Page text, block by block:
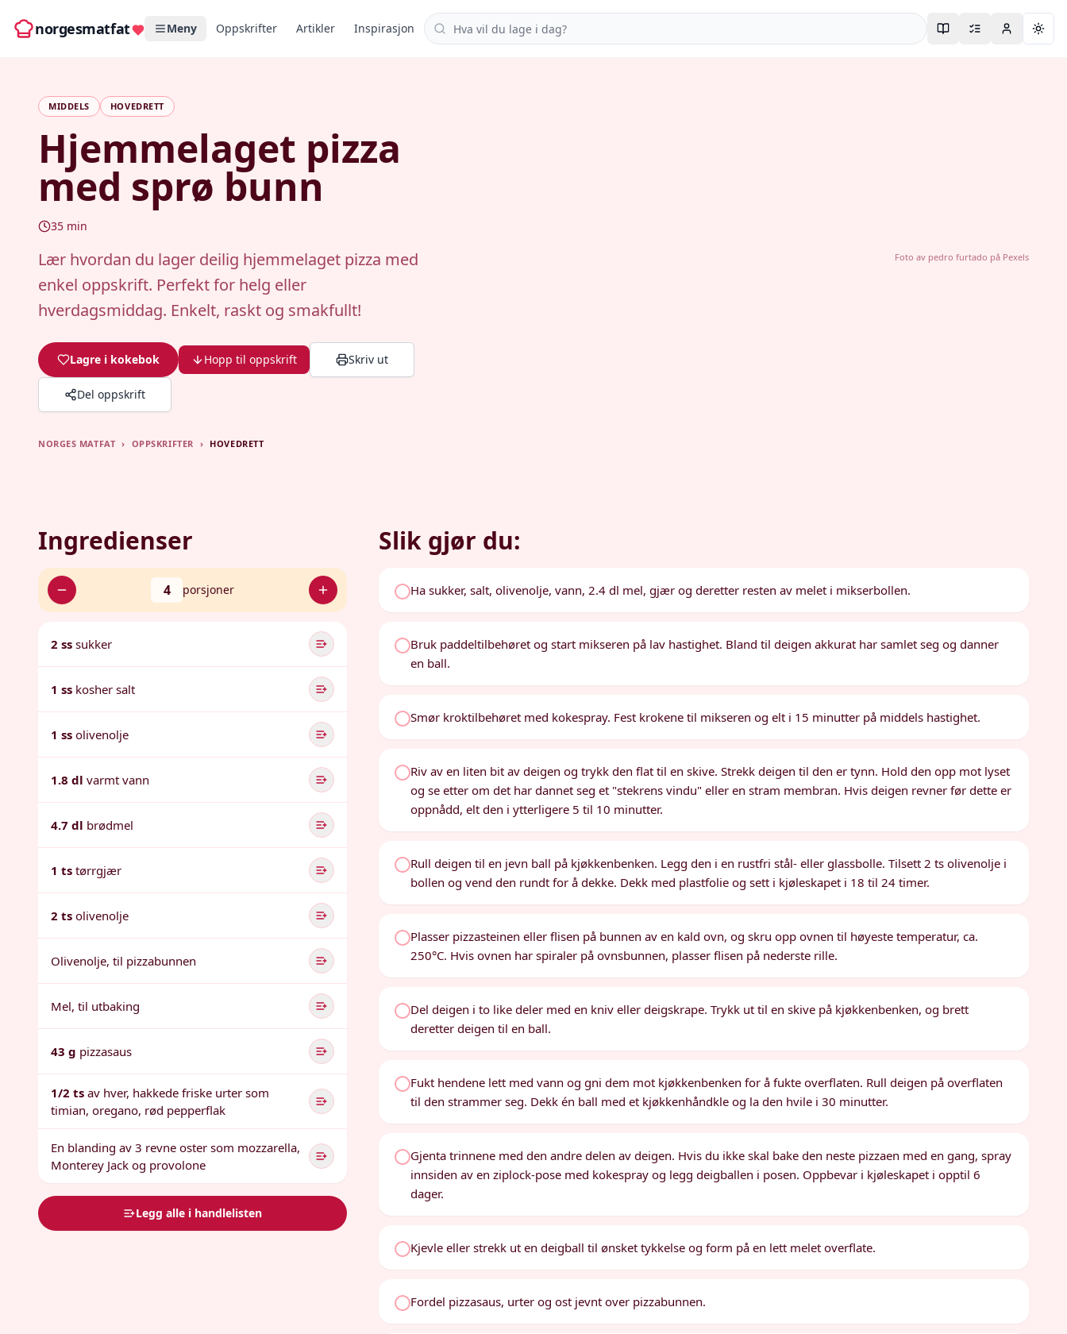
norgesmatfat Meny Oppskrifter Artikler Inspirasjon Søk i oppskrifter
MIDDELS HOVEDRETT
Hjemmelaget pizza
med sprø bunn
35 min
Lær hvordan du lager deilig hjemmelaget pizza med
enkel oppskrift. Perfekt for helg eller
hverdagsmiddag. Enkelt, raskt og smakfullt!
Lagre i kokebok Hopp til oppskrift Skriv ut
Del oppskrift
Foto av pedro furtado på Pexels
NORGES MATFAT › OPPSKRIFTER › HOVEDRETT
Ingredienser
4 porsjoner
2 ss sukker
1 ss kosher salt
1 ss olivenolje
1.8 dl varmt vann
4.7 dl brødmel
1 ts tørrgjær
2 ts olivenolje
Olivenolje, til pizzabunnen
Mel, til utbaking
43 g pizzasaus
1/2 ts av hver, hakkede friske urter som
timian, oregano, rød pepperflak
En blanding av 3 revne oster som mozzarella,
Monterey Jack og provolone
Legg alle i handlelisten
Slik gjør du:
Ha sukker, salt, olivenolje, vann, 2.4 dl mel, gjær og deretter resten av melet i mikserbollen.
Bruk paddeltilbehøret og start mikseren på lav hastighet. Bland til deigen akkurat har samlet seg og danner
en ball.
Smør kroktilbehøret med kokespray. Fest krokene til mikseren og elt i 15 minutter på middels hastighet.
Riv av en liten bit av deigen og trykk den flat til en skive. Strekk deigen til den er tynn. Hold den opp mot lyset
og se etter om det har dannet seg et "stekrens vindu" eller en stram membran. Hvis deigen revner før dette er
oppnådd, elt den i ytterligere 5 til 10 minutter.
Rull deigen til en jevn ball på kjøkkenbenken. Legg den i en rustfri stål- eller glassbolle. Tilsett 2 ts olivenolje i
bollen og vend den rundt for å dekke. Dekk med plastfolie og sett i kjøleskapet i 18 til 24 timer.
Plasser pizzasteinen eller flisen på bunnen av en kald ovn, og skru opp ovnen til høyeste temperatur, ca.
250°C. Hvis ovnen har spiraler på ovnsbunnen, plasser flisen på nederste rille.
Del deigen i to like deler med en kniv eller deigskrape. Trykk ut til en skive på kjøkkenbenken, og brett
deretter deigen til en ball.
Fukt hendene lett med vann og gni dem mot kjøkkenbenken for å fukte overflaten. Rull deigen på overflaten
til den strammer seg. Dekk én ball med et kjøkkenhåndkle og la den hvile i 30 minutter.
Gjenta trinnene med den andre delen av deigen. Hvis du ikke skal bake den neste pizzaen med en gang, spray
innsiden av en ziplock-pose med kokespray og legg deigballen i posen. Oppbevar i kjøleskapet i opptil 6
dager.
Kjevle eller strekk ut en deigball til ønsket tykkelse og form på en lett melet overflate.
Fordel pizzasaus, urter og ost jevnt over pizzabunnen.